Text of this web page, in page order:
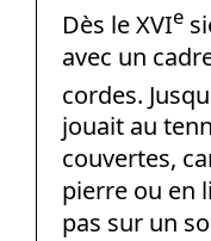
Dès le XVIe
avec un
cordes.
jouait au
couvertes,
pierre ou en
pas sur un